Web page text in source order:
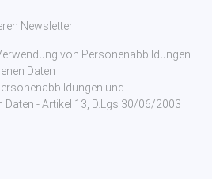
Newsletter
von Personenabbildungen
Daten
und
- Artikel 13, D.Lgs 30/06/2003